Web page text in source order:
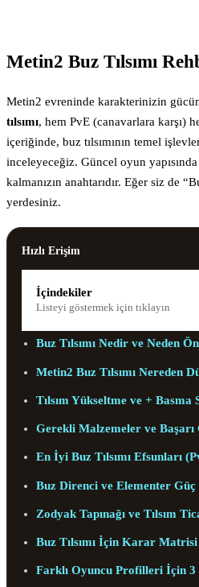
Metin2 Buz Tılsımı
Metin2 evreninde karakterinizin
tılsımı, hem PvE (canavarlara karşı)
içeriğinde, buz tılsımının temel
inceleyeceğiz. Güncel oyun
kalmanızın anahtarıdır. Eğer siz de
yerdesiniz.
Hızlı Erişim
İçindekiler
Listeyi göstermek için tıklayın
Buz Tılsımı Nedir ve Neden
Metin2 Buz Tılsımı Nereden
Tılsım Yükseltme ve + Basma
Gerekli Malzemeler ve Başarı
En İyi Buz Tılsımı Efsunları
Buz Direnci ve Elementer
Zodyak Tapınağı ve Tılsım
Buz Tılsımı İçin Karar Matrisi
Farklı Oyuncu Profilleri İçin 3